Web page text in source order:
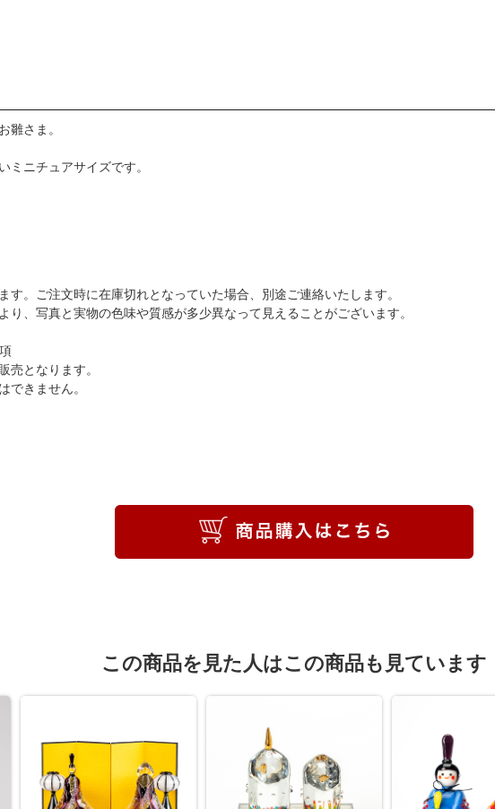
雛さま。
ミニチュアサイズです。
す。ご注文時に在庫切れとなっていた場合、別途ご連絡いたします。
り、写真と実物の色味や質感が多少異なって見えることがございます。
売となります。
できません。
この商品を見た人はこの商品も見ています